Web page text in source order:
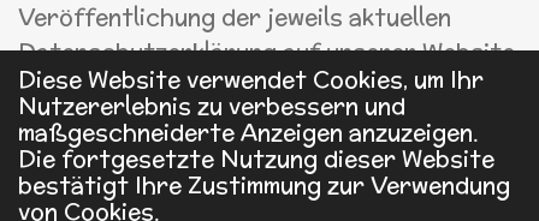
Diese Website verwendet Cookies, um Ihr
Nutzererlebnis zu verbessern und
maßgeschneiderte Anzeigen anzuzeigen.
Die fortgesetzte Nutzung dieser Website
bestätigt Ihre Zustimmung zur Verwendung
von Cookies.
Veröffentlichung der jeweils aktuellen
Datenschutzerklärung auf unserer Website.